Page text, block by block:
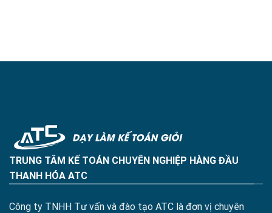
TRUNG TÂM KẾ TOÁN CHUYÊN NGHIỆP HÀNG ĐẦU
THANH HÓA ATC
Công ty TNHH Tư vấn và đào tạo ATC là đơn vị chuyên